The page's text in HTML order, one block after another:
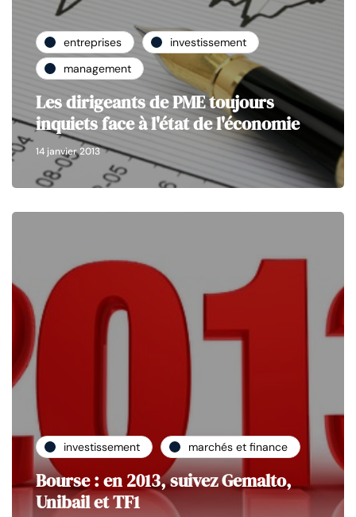
entreprises
investissement
management
Les dirigeants de PME toujours
inquiets face à l'état de l'économie
14 janvier 2013
investissement marchés et finance
Bourse : en 2013, suivez Gemalto,
Unibail et TF1